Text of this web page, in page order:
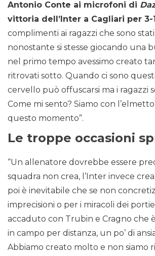
Antonio Conte ai microfoni di
vittoria dell’Inter a Cagliari per 3-
complimenti ai ragazzi che sono
nonostante si stesse giocando una
nel primo tempo avessimo creato
ritrovati sotto. Quando ci sono
cervello può offuscarsi ma i ragazzi
Come mi sento? Siamo con
questo momento”.
Le troppe occasioni
“Un allenatore dovrebbe essere
squadra non crea, l’Inter invece
poi è inevitabile che se non
imprecisioni o per i miracoli dei
accaduto con Trubin e Cragno che
in campo per distanza, un po’ di
Abbiamo creato molto e non siamo